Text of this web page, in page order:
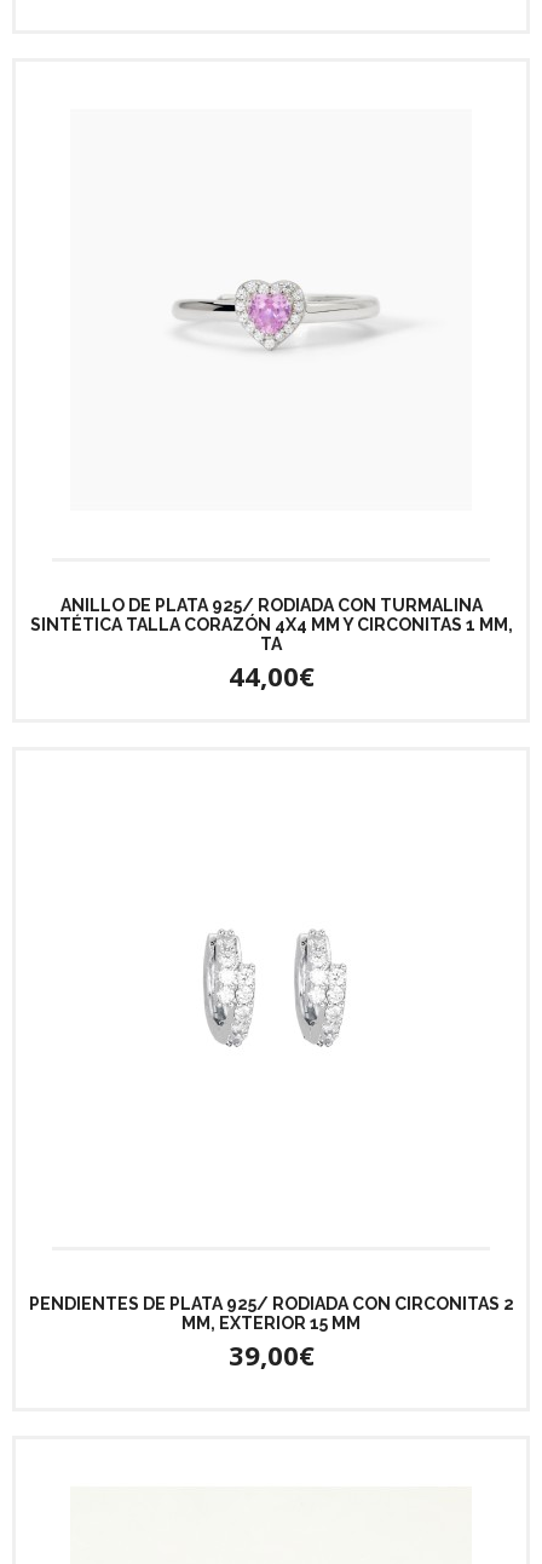
ANILLO DE PLATA 925/ RODIADA CON TURMALINA
SINTÉTICA TALLA CORAZÓN 4X4 MM Y CIRCONITAS 1 MM,
TA
44,00€
PENDIENTES DE PLATA 925/ RODIADA CON CIRCONITAS 2
MM, EXTERIOR 15 MM
39,00€